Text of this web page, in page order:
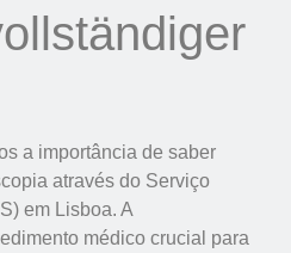
a importância de saber
através do Serviço
em Lisboa. A
médico crucial para